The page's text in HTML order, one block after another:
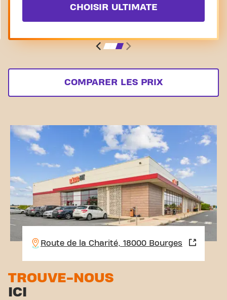
CHOISIR ULTIMATE
COMPARER LES PRIX
Route de la Charité, 18000 Bourges
TROUVE-NOUS
ICI